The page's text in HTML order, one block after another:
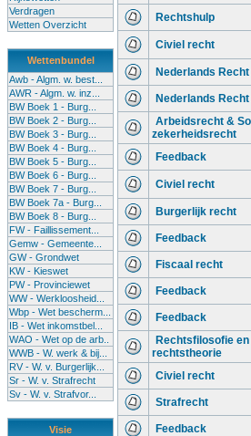
Verdragen
Wetten Overzicht
Wettenbundel
Awb - Algm. w. best...
AWR - Algm. w. inz...
BW Boek 1 - Burg...
BW Boek 2 - Burg...
BW Boek 3 - Burg...
BW Boek 4 - Burg...
BW Boek 5 - Burg...
BW Boek 6 - Burg...
BW Boek 7 - Burg...
BW Boek 7a - Burg...
BW Boek 8 - Burg...
FW - Faillissement...
Gemw - Gemeente...
GW - Grondwet
KW - Kieswet
PW - Provinciewet
WW - Werkloosheid...
Wbp - Wet bescherm...
IB - Wet inkomstbel...
WAO - Wet op de arb..
WWB - W. werk & bij...
RV - W. v. Burgerlijk...
Sr - W. v. Strafrecht
Sv - W. v. Strafvor...
Visie
Rechtshulp
Civiel recht
Nederlands Recht
Nederlands Recht
Arbeidsrecht &
zekerheidsrecht
Feedback
Civiel recht
Burgerlijk recht
Feedback
Fiscaal recht
Feedback
Feedback
Rechtsfilosofie en
rechtstheorie
Civiel recht
Strafrecht
Feedback